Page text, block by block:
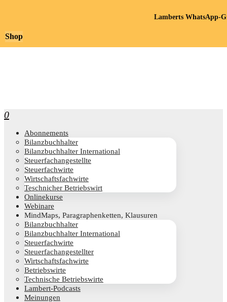
0
Abon­ne­ments
Bilanz­buch­hal­ter
Bilanz­buch­hal­ter International
Steu­er­fach­an­ge­stell­te
Steu­er­fach­wir­te
Wirt­schafts­fach­wir­te
Teschni­cher Betriebswirt
Online­kur­se
Web­i­na­re
Mind­Maps, Para­gra­phen­ket­ten, Klausuren
Bilanz­buch­hal­ter
Bilanz­buch­hal­ter International
Steu­er­fach­wir­te
Steu­er­fach­an­ge­stell­ter
Wirt­schafts­fach­wir­te
Betriebs­wir­te
Tech­ni­sche Betriebswirte
Lam­­bert-Pod­­casts
Mei­nun­gen
Shop
Lamberts WhatsApp-